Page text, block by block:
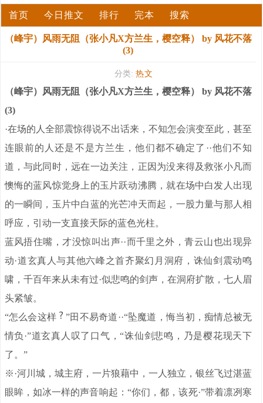
首页 今日推文 排行 完本 搜索
（峰宇）风雨无阻（张小凡X方兰生，樱空释） by 风花不落
(3)
分类:热文
（峰宇）风雨无阻（张小凡X方兰生，樱空释） by 风花不落
(3)
·在场的人全部震惊得说不出话来，不知怎会演变至此，甚至
连眼前的人还是不是方兰生，他们都不确定了··他们不知
道，与此同时，远在一边关注，正因为没来得及救张小凡而
懊悔的蓝风惊觉身上的玉片跃动沸腾，就在场中白发人出现
的一瞬间，玉片中白蓝的光芒冲天而起，一股力量与那人相
呼应，引动一支直接天际的蓝色光柱。
蓝风捂住嘴，才没惊叫出声··而千里之外，青云山也出现异
动·道玄真人与其他六峰之首齐聚幻月洞府，诛仙剑震动鸣
啸，千百年来从未有过·似悲鸣的剑声，在洞府扩散，七人眉
头紧皱。
“怎么会这样
”田不易奇道··“坠魔道，悔当初，痴情总被无
情负·”道玄真人叹了口气，“诛仙剑悲鸣，乃是樱花现天下
了。”
※·河川城，城主府，一片狼藉中，一人独立，银丝飞过湛蓝
眼眸，如冰一样的声音响起：“你们，都，该死·”带着凛冽寒